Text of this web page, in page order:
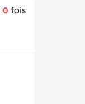
0 fois